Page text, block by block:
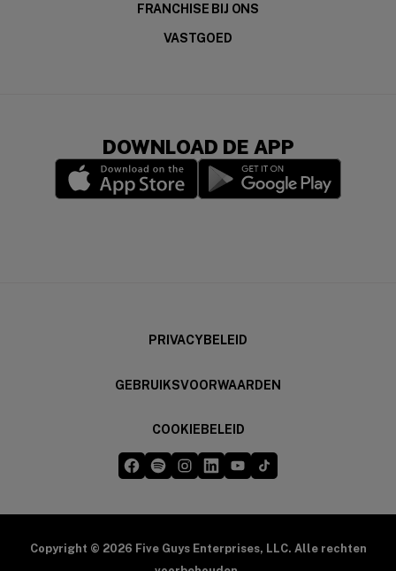
FRANCHISE BIJ ONS
VASTGOED
DOWNLOAD DE APP
PRIVACYBELEID
GEBRUIKSVOORWAARDEN
COOKIEBELEID
Five Guys op Facebook
(opens in a new window)
Five Guys op Spotify
(opens in a new window)
Five Guys op Instagram
(opens in a new window)
Five Guys op LinkedIn
(opens in a new window)
Five Guys op YouTube
(opens in a new window)
Five Guys op TikTok
(opens in a new
Copyright © 2026 Five Guys Enterprises, LLC. Alle rechten